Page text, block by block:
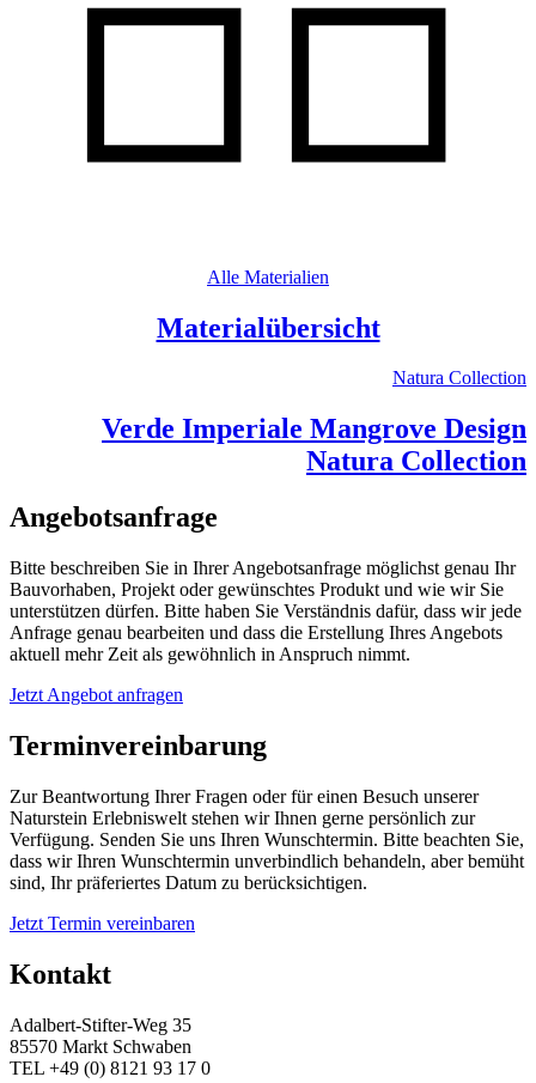
Alle Materialien
Materialübersicht
Natura Collection
Verde Imperiale Mangrove Design
Natura Collection
Angebotsanfrage
Bitte beschreiben Sie in Ihrer Angebotsanfrage möglichst genau Ihr
Bauvorhaben, Projekt oder gewünschtes Produkt und wie wir Sie
unterstützen dürfen. Bitte haben Sie Verständnis dafür, dass wir jede
Anfrage genau bearbeiten und dass die Erstellung Ihres Angebots
aktuell mehr Zeit als gewöhnlich in Anspruch nimmt.
Jetzt Angebot anfragen
Terminvereinbarung
Zur Beantwortung Ihrer Fragen oder für einen Besuch unserer
Naturstein Erlebniswelt stehen wir Ihnen gerne persönlich zur
Verfügung. Senden Sie uns Ihren Wunschtermin. Bitte beachten Sie,
dass wir Ihren Wunschtermin unverbindlich behandeln, aber bemüht
sind, Ihr präferiertes Datum zu berücksichtigen.
Jetzt Termin vereinbaren
Kontakt
Adalbert-Stifter-Weg 35
85570 Markt Schwaben
TEL +49 (0) 8121 93 17 0